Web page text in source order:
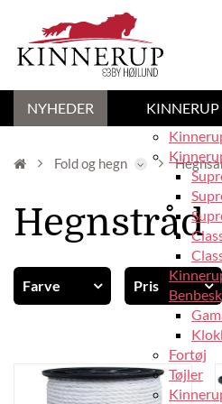
NYHEDER
KINNERUP
Fortøj
Tøjler
Fold og hegn
Hegnstråd
Farve
Pris